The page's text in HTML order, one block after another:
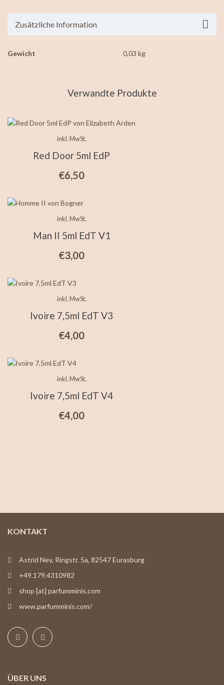
Zusätzliche Information
Gewicht 0,03 kg
Verwandte Produkte
inkl. MwSt.
Red Door 5ml EdP
€6,50
inkl. MwSt.
Man II 5ml EdT V1
€3,00
inkl. MwSt.
Ivoire 7,5ml EdT V3
€4,00
inkl. MwSt.
Ivoire 7,5ml EdT V4
€4,00
KONTAKT
Astrid Ney, Ringstr. 5a, 82547 Eurasburg
+49.179.4310982
shop [at] parfumminis.com
www.parfumminis.com/
ÜBER UNS